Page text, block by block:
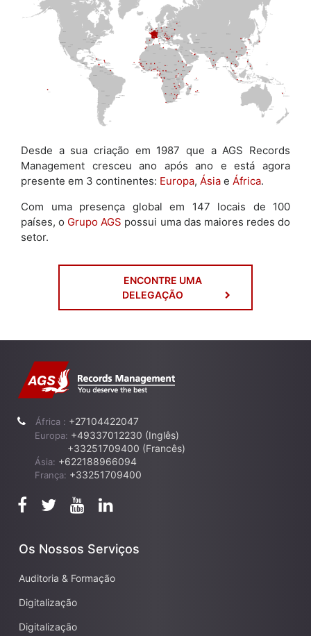
Desde a sua criação em 1987 que a AGS Records
Management cresceu ano após ano e está agora
presente em 3 continentes: Europa, Ásia e África.
Com uma presença global em 147 locais de 100
países, o Grupo AGS possui uma das maiores redes do
setor.
ENCONTRE UMA
DELEGAÇÃO
África : +27104422047
Europa: +49337012230 (Inglês)
+33251709400 (Francês)
Ásia: +622188966094
França: +33251709400
Os Nossos Serviços
Auditoria & Formação
Digitalização
Digitalização